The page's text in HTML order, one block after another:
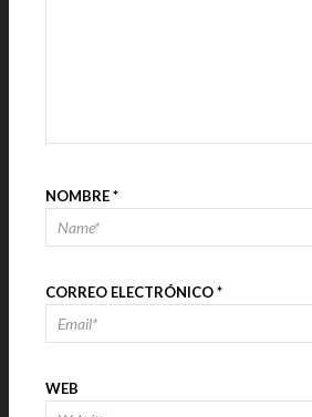
NOMBRE*
CORREO ELECTRÓNICO*
WEB